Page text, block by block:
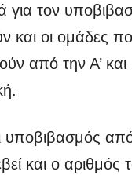
για τον
και οι ομάδες
από την Α’ και
από
και ο